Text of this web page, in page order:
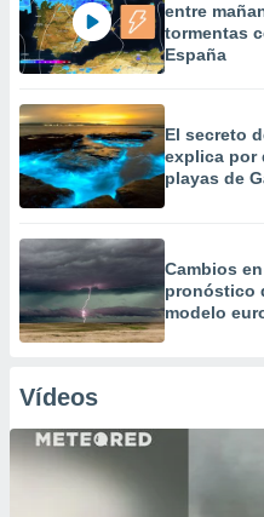
entre
tormentas
España
El secreto
explica por
playas de
Cambios
pronóstico
modelo
Vídeos